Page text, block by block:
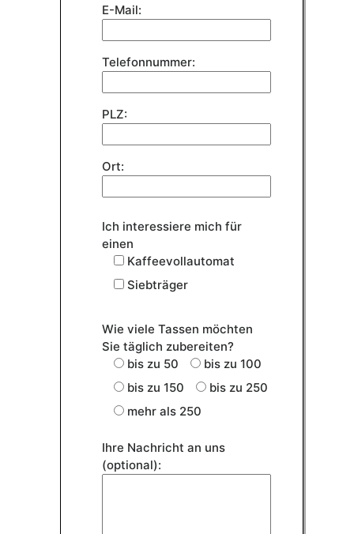
E-Mail:
Telefonnummer:
PLZ:
Ort:
Ich interessiere mich für
einen
Kaffeevollautomat
Siebträger
Wie viele Tassen möchten
Sie täglich zubereiten?
bis zu 50
bis zu 100
bis zu 150
bis zu 250
mehr als 250
Ihre Nachricht an uns
(optional):